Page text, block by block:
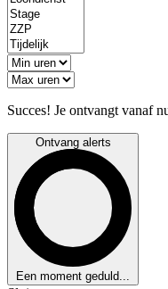
Succes! Je ontvangt vanaf
Ontvang alerts
Een moment geduld...